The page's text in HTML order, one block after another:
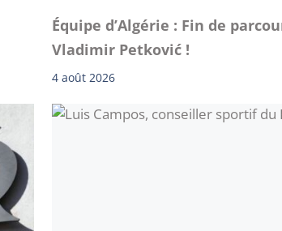
Équipe d’Algérie : Fin de
Vladimir Petković !
4 août 2026